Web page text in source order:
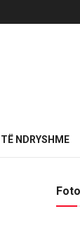
TË NDRYSHME